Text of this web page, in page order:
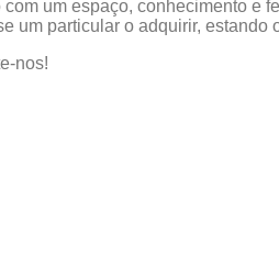
um espaço, conhecimento e
um particular o adquirir, estando
nos!